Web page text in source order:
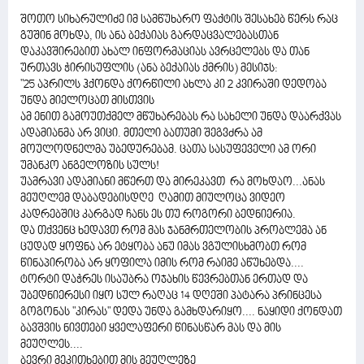
შოთო სიხარულიძე იმ სამწუხარო ფაქტის შესახებ წერს რაც
გუშინ მოხდა, ის ანა ბექაიას გარდაცვალებასთან
დაკავშირებით ახალ ინფორმაციას ავრცელებს და თან
ურთავს ჭირისუფლის (ანა ბექაიას ქმრის) მესიჯს:
"25 აპრილს ჰქონდა ქორწილი ახლა კი 2 კვირაში დედობა
უნდა მიელოცათ მისთვის
ამ ენით გამოუთქმელ მწუხარებას რა სახელი უნდა დაარქვას
ადამიანმა არ ვიცი. მთელი ბათუმი შეგვძრა ამ
მოულოდნელმა უბედურებამ. ცათა სასუფეველი ამ ორი
უმანკო ანგელოზის სულს!
უამრავი ადამიანი მწერთ და მირეკავთ რა მოხდაო...ანას
მეუღლემ დაბადებისდღე ღამით მიულოცა ვიდეო
კადრებშიც კარგად ჩანს ეს თუ როგორი ბედნიერია.
და თქვენც ხედავთ რომ მას ჯანმრთელობის პრობლემა ან
ცუდად ყოფნა არ ეტყობა ანუ იმას ვგულისხმობთ რომ
წინაპირობა არ ყოფილა იმის რომ რაიმე აწუხებდა....
ტორტი დაჭრეს ისაუბრა ოჯახის წევრებთან ერთად და
უბედნიერესი იყო სულ რაღაც 14 დღეში პატარა პრინცესა
გოგონას "კირას" დედა უნდა გამხდარიყო.... ნაყიდი ქონდათ
ბავშვის ნივთები ყველაფერი წინასწარ მას და მის
მეუღლეს....
ბევრი მეკითხებით მის მეუღლეზე